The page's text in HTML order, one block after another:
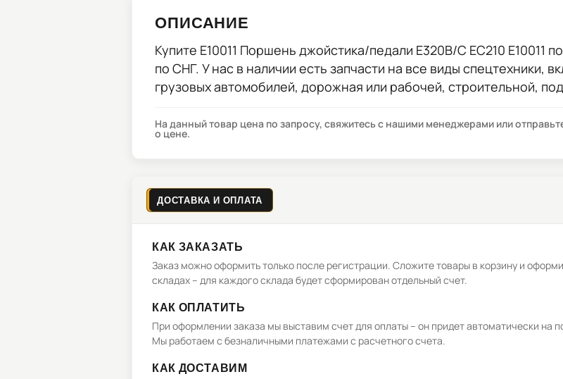
ОПИСАНИЕ
Купите E10011 Поршень джойстика/педали E320B/C EC210 E10011
по СНГ. У нас в наличии есть запчасти на все виды спецтехники,
грузовых автомобилей, дорожная или рабочей, строительной,
На данный товар цена по запросу, свяжитесь с нашими менеджерами или
о цене.
ДОСТАВКА И ОПЛАТА
КАК ЗАКАЗАТЬ
Заказ можно оформить только после регистрации. Сложите товары в корзину и
складах – для каждого склада будет сформирован отдельный счет.
КАК ОПЛАТИТЬ
При оформлении заказа мы выставим счет для оплаты – он придет автоматически на
Мы работаем с безналичными платежами с расчетного счета.
КАК ДОСТАВИМ